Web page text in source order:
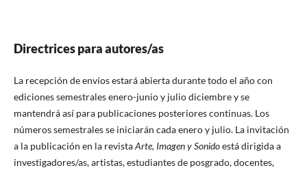
Directrices para autores/as
La recepción de envíos estará abierta durante todo el año con
ediciones semestrales enero-junio y julio diciembre y se
mantendrá así para publicaciones posteriores continuas. Los
números semestrales se iniciarán cada enero y julio. La invitación
a la publicación en la revistaArte, Imagen y Sonidoestá dirigida a
investigadores/as, artistas, estudiantes de posgrado, docentes,